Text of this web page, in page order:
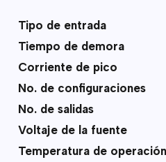
Tipo de entrada
Tiempo de demora
Corriente de pico
No. de configuraciones
No. de salidas
Voltaje de la fuente
Temperatura de operación